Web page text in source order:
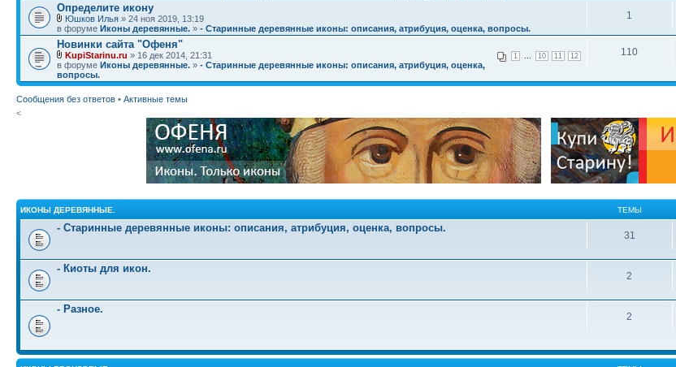
Определите икону
Юшков Илья » 24 ноя 2019, 13:19
в форуме Иконы деревянные. » - Старинные деревянные иконы: описания, атрибуция, оценка, вопросы.
1
Новинки сайта "Офеня"
1 10 11 12
KupiStarinu.ru » 16 дек 2014, 21:31
в форуме Иконы деревянные. » - Старинные деревянные иконы: описания, атрибуция, оценка,
вопросы.
110
Сообщения без ответов • Активные темы
<
ИКОНЫ ДЕРЕВЯННЫЕ. ТЕМЫ
- Старинные деревянные иконы: описания, атрибуция, оценка, вопросы.
31
- Киоты для икон.
2
- Разное.
2